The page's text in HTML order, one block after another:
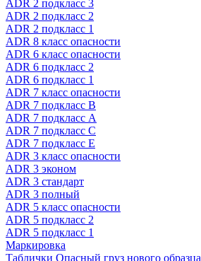
ADR 2 подкласс 3
ADR 2 подкласс 2
ADR 2 подкласс 1
ADR 8 класс опасности
ADR 6 класс опасности
ADR 6 подкласс 2
ADR 6 подкласс 1
ADR 7 класс опасности
ADR 7 подкласс B
ADR 7 подкласс A
ADR 7 подкласс C
ADR 7 подкласс E
ADR 3 класс опасности
ADR 3 эконом
ADR 3 стандарт
ADR 3 полный
ADR 5 класс опасности
ADR 5 подкласс 2
ADR 5 подкласс 1
Маркировка
Таблички Опасный груз нового образца